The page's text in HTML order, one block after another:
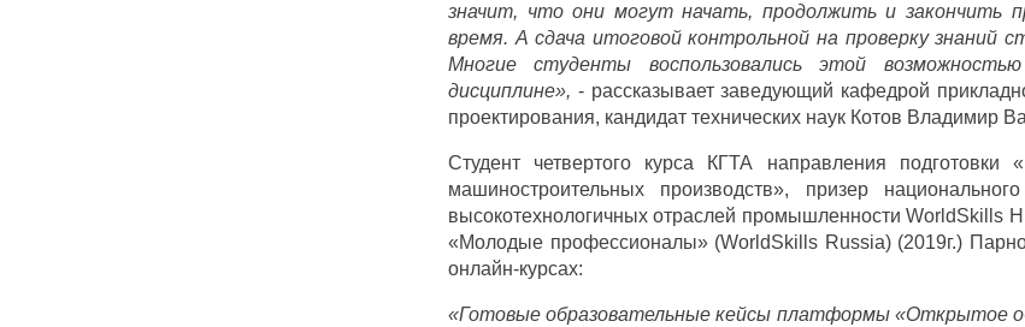
значит, что они могут начать, продолжить и закончить
время. А сдача итоговой контрольной на проверку знаний
Многие студенты воспользовались этой
дисциплине», - рассказывает заведующий кафедрой
проектирования, кандидат технических наук Котов Владимир
Студент четвертого курса КГТА направления подготовки
машиностроительных производств», призер
высокотехнологичных отраслей промышленности WorldSkills
«Молодые профессионалы» (WorldSkills Russia) (2019г.)
онлайн-курсах:
«Готовые образовательные кейсы платформы «Открытое